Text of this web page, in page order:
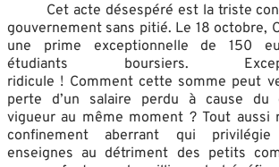
Cet acte désespéré est la triste
gouvernement sans pitié. Le 18 octobre,
une prime exceptionnelle de 150
étudiants boursiers.
ridicule ! Comment cette somme peut
perte d’un salaire perdu à cause du
vigueur au même moment ? Tout aussi
confinement aberrant qui
enseignes au détriment des petits